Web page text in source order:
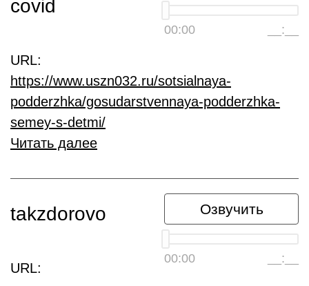
00:00 __:__
covid
URL:
https://www.uszn032.ru/sotsialnaya-
podderzhka/gosudarstvennaya-podderzhka-
semey-s-detmi/
Читать далее
Озвучить
00:00 __:__
takzdorovo
URL: